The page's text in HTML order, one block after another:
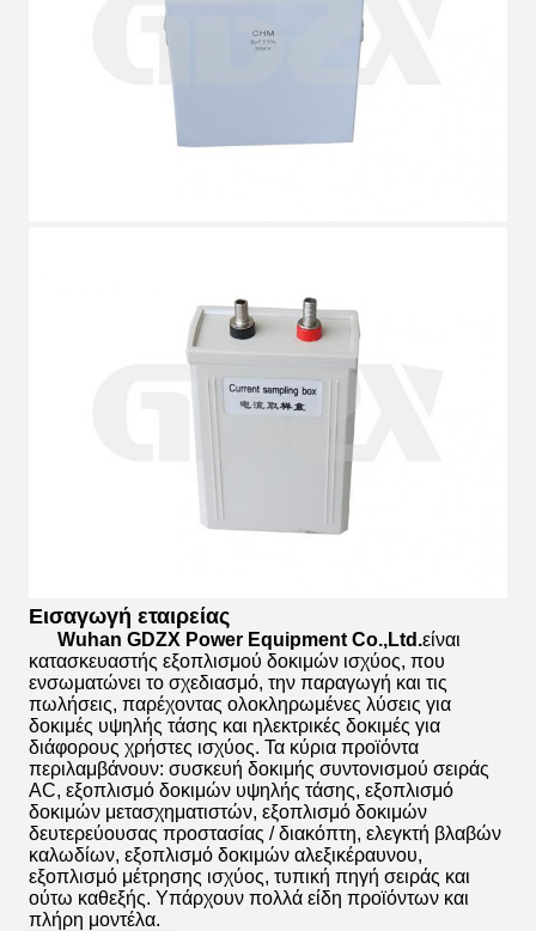
Εισαγωγή εταιρείας
Wuhan GDZX Power Equipment Co.,Ltd.είναι
κατασκευαστής εξοπλισμού δοκιμών ισχύος, που
ενσωματώνει το σχεδιασμό, την παραγωγή και τις
πωλήσεις, παρέχοντας ολοκληρωμένες λύσεις για
δοκιμές υψηλής τάσης και ηλεκτρικές δοκιμές για
διάφορους χρήστες ισχύος. Τα κύρια προϊόντα
περιλαμβάνουν: συσκευή δοκιμής συντονισμού σειράς
AC, εξοπλισμό δοκιμών υψηλής τάσης, εξοπλισμό
δοκιμών μετασχηματιστών, εξοπλισμό δοκιμών
δευτερεύουσας προστασίας / διακόπτη, ελεγκτή βλαβών
καλωδίων, εξοπλισμό δοκιμών αλεξικέραυνου,
εξοπλισμό μέτρησης ισχύος, τυπική πηγή σειράς και
ούτω καθεξής. Υπάρχουν πολλά είδη προϊόντων και
πλήρη μοντέλα.